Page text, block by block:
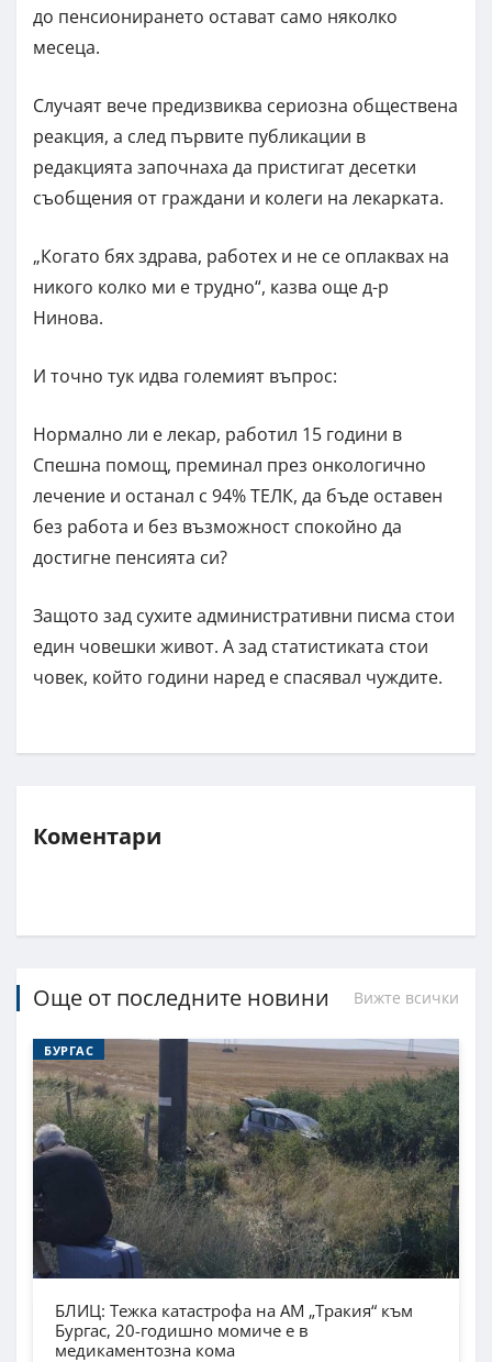
до пенсионирането остават само няколко
месеца.
Случаят вече предизвиква сериозна обществена
реакция, а след първите публикации в
редакцията започнаха да пристигат десетки
съобщения от граждани и колеги на лекарката.
„Когато бях здрава, работех и не се оплаквах на
никого колко ми е трудно“, казва още д-р
Нинова.
И точно тук идва големият въпрос:
Нормално ли е лекар, работил 15 години в
Спешна помощ, преминал през онкологично
лечение и останал с 94% ТЕЛК, да бъде оставен
без работа и без възможност спокойно да
достигне пенсията си?
Защото зад сухите административни писма стои
един човешки живот. А зад статистиката стои
човек, който години наред е спасявал чуждите.
Коментари
Още от последните новини Вижте всички
БУРГАС
БЛИЦ: Тежка катастрофа на АМ „Тракия“ към
Бургас, 20-годишно момиче е в
медикаментозна кома